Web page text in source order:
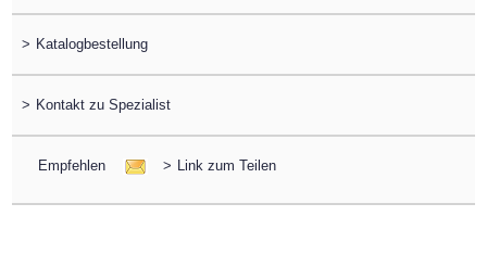
> Katalogbestellung
> Kontakt zu Spezialist
Empfehlen > Link zum Teilen